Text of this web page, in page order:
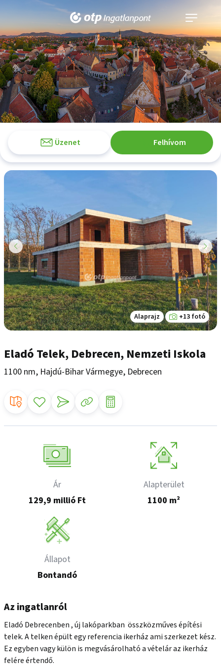
Navigáció
kinyitása
Üzenet Felhívom
Alaprajz +13 fotó
Eladó Telek, Debrecen, Nemzeti Iskola
1100 nm, Hajdú-Bihar Vármegye, Debrecen
Ár
129,9 millió Ft
Alapterület
1100 m²
Állapot
Bontandó
Az ingatlanról
Eladó Debrecenben , új lakóparkban  összközműves építési
telek. A telken épült egy referencia ikerház ami szerkezet kész.
Ez egyben vagy külön is megvásárolható a vételár az ikerház
felére értendő.